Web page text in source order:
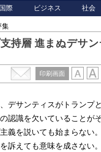
国際 ビジネス 社会
集
持層 進まぬデサ
印刷画面
デサンティスがトランプ
認識を欠いていることが
義を説いても始まらない
訴えても意味を成さない